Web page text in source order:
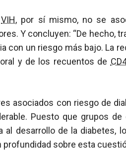
VIH, por sí mismo, no se
Y concluyen: “De hecho,
con un riesgo más bajo. La
y de los recuentos de
asociados con riesgo de
Puesto que grupos
desarrollo de la diabetes,
sobre esta